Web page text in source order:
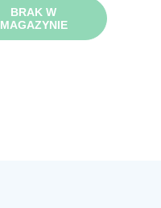
BRAK W
MAGAZYNIE